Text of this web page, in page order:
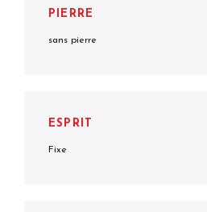
PIERRE
sans pierre
ESPRIT
Fixe